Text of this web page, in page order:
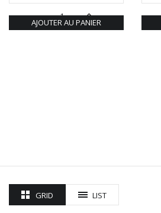
AJOUTER AU PANIER
GRID LIST